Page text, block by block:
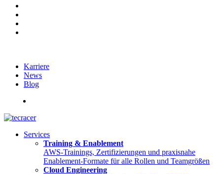
Karriere
News
Blog
Services
Training & Enablement
AWS-Trainings, Zertifizierungen und praxisnahe
Enablement-Formate für alle Rollen und Teamgrößen
Cloud Engineering